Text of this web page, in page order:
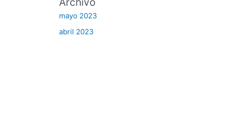
mayo 2023
abril 2023